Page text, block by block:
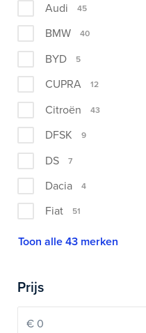
Audi 45
BMW 40
BYD 5
CUPRA 12
Citroën 43
DFSK 9
DS 7
Dacia 4
Fiat 51
Toon alle 43 merken
Prijs